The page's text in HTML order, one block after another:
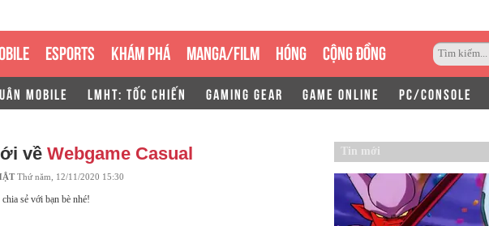
ESPORTS KHÁM PHÁ MANGA/FILM HÓNG CỘNG ĐỒNG
MOBILE LMHT: TỐC CHIẾN GAMING GEAR GAME ONLINE PC/CONSOLE
về Webgame Casual
Thứ năm, 12/11/2020 15:30
sẻ với bạn bè nhé!
Tin mới